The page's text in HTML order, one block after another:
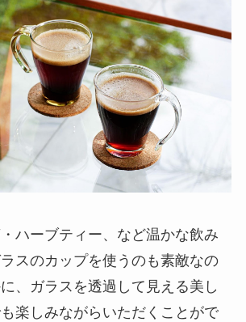
ハーブティー、など温かな飲み
スのカップを使うのも素敵なの
、ガラスを透過して見える美し
楽しみながらいただくことがで